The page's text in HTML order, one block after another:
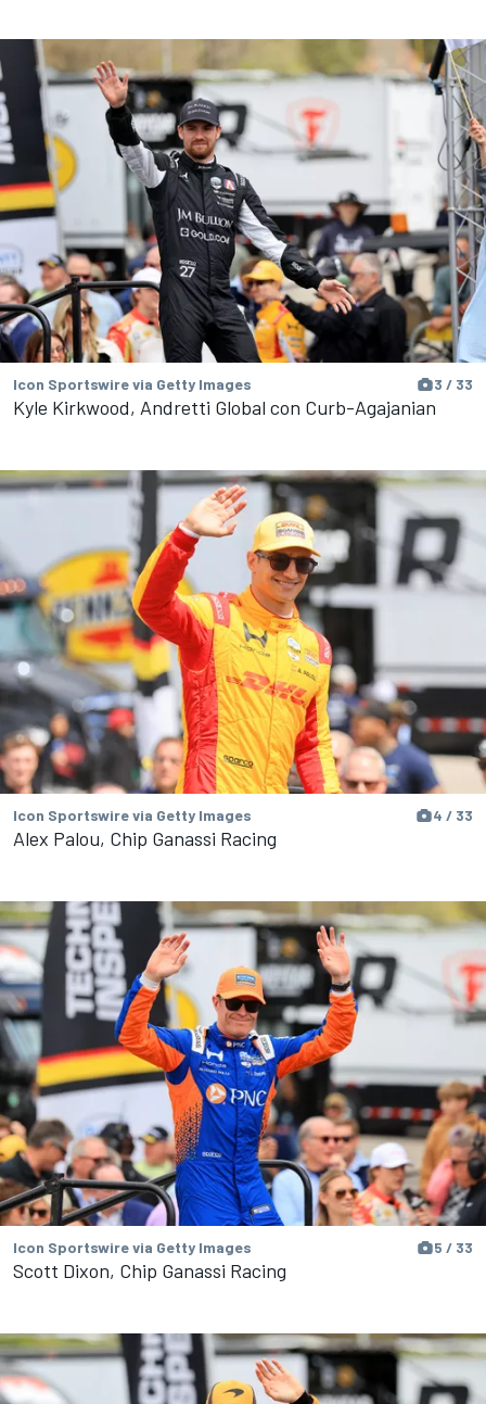
Icon Sportswire via Getty Images 3 / 33
Kyle Kirkwood, Andretti Global con Curb-Agajanian
Icon Sportswire via Getty Images 4 / 33
Alex Palou, Chip Ganassi Racing
Icon Sportswire via Getty Images 5 / 33
Scott Dixon, Chip Ganassi Racing